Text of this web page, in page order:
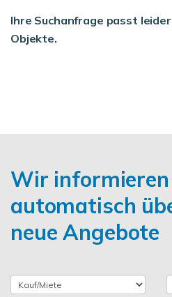
Ihre Suchanfrage passt
Objekte.
Wir informieren
automatisch
neue Angebote